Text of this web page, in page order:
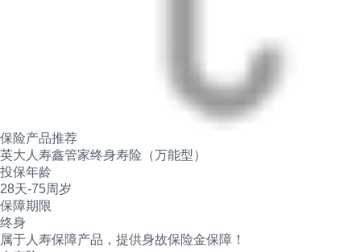
保险产品推荐
英大人寿鑫管家终身寿险（万能型）
投保年龄
28天-75周岁
保障期限
终身
属于人寿保障产品，提供身故保险金保障！